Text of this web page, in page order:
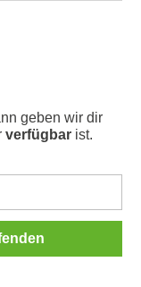
geben wir dir
verfügbar ist.